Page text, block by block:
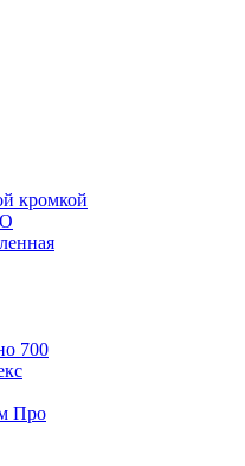
кромкой
700
Про